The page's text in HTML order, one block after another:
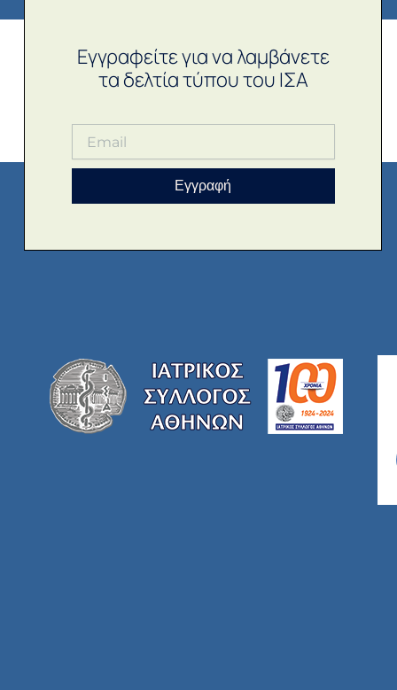
Εγγραφείτε για να λαμβάνετε
τα δελτία τύπου του ΙΣΑ
Εγγραφή